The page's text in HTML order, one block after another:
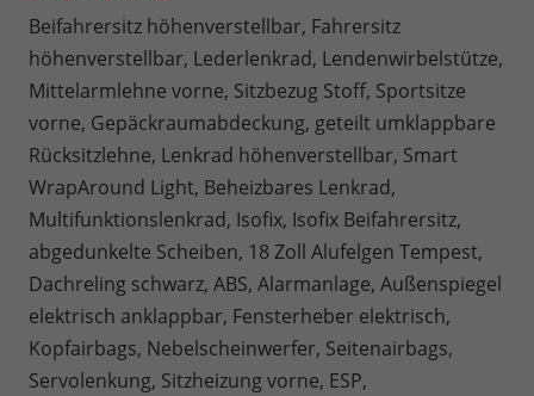
Beifahrersitz höhenverstellbar, Fahrersitz
höhenverstellbar, Lederlenkrad, Lendenwirbelstütze,
Mittelarmlehne vorne, Sitzbezug Stoff, Sportsitze
vorne, Gepäckraumabdeckung, geteilt umklappbare
Rücksitzlehne, Lenkrad höhenverstellbar, Smart
WrapAround Light, Beheizbares Lenkrad,
Multifunktionslenkrad, Isofix, Isofix Beifahrersitz,
abgedunkelte Scheiben, 18 Zoll Alufelgen Tempest,
Dachreling schwarz, ABS, Alarmanlage, Außenspiegel
elektrisch anklappbar, Fensterheber elektrisch,
Kopfairbags, Nebelscheinwerfer, Seitenairbags,
Servolenkung, Sitzheizung vorne, ESP,